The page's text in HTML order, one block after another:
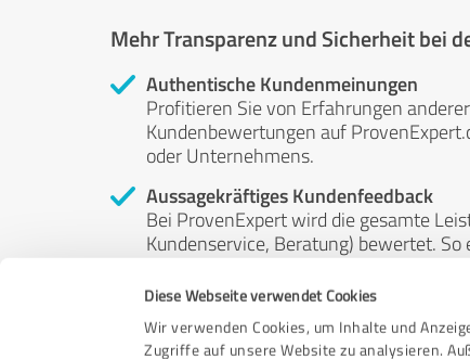
Diese Webseite verwendet Cookies
Wir verwenden Cookies, um Inhalte und
Zugriffe auf unsere Website zu analysieren.
Mehr Transparenz und Sicherheit bei
Authentische Kundenmeinungen
Profitieren Sie von Erfahrungen
Kundenbewertungen auf
oder Unternehmens.
Aussagekräftiges Kundenfeedback
Bei ProvenExpert wird die gesamte
Kundenservice, Beratung) bewertet.
Unabhängige Bewertungen
ProvenExpert ist grundsätzlich